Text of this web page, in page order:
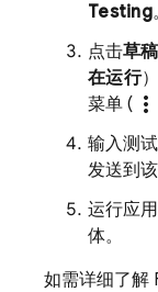
Testing。
点击草稿
在运行
菜单 ( more_vert
输入测
发送到
运行应
体。
如需详细了解